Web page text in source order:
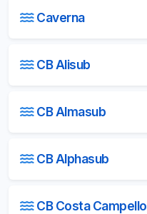
Caverna
CB Alisub
CB Almasub
CB Alphasub
CB Costa Campello